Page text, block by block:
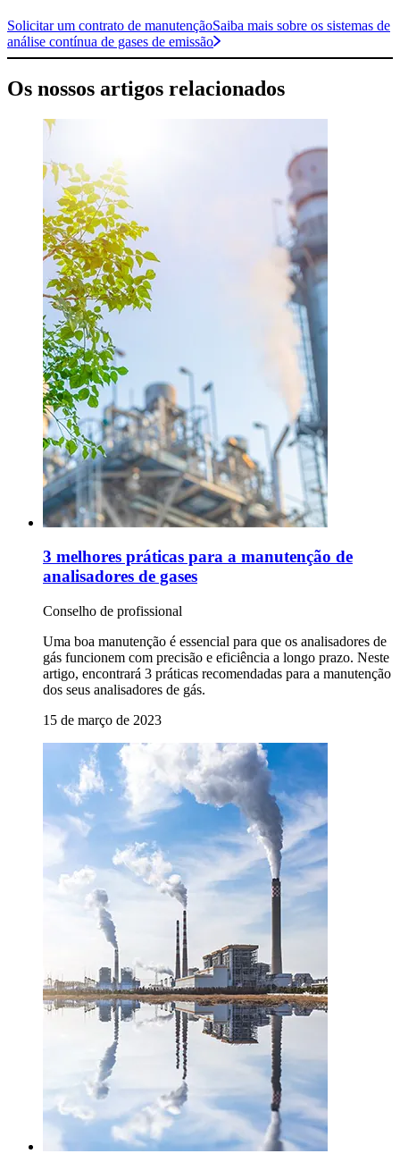
Solicitar um contrato de manutençãoSaiba mais sobre os sistemas de
análise contínua de gases de emissão
Os nossos artigos relacionados
3 melhores práticas para a manutenção de
analisadores de gases
Conselho de profissional
Uma boa manutenção é essencial para que os analisadores de
gás funcionem com precisão e eficiência a longo prazo. Neste
artigo, encontrará 3 práticas recomendadas para a manutenção
dos seus analisadores de gás.
15 de março de 2023